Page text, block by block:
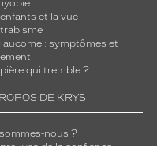
et la vue
: symptômes et
qui tremble ?
DE KRYS
nous ?